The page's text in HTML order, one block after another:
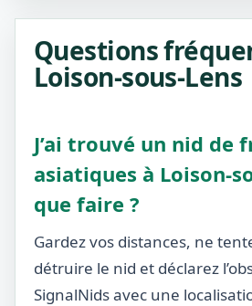
Questions
Loison-sous-Lens
J’ai trouvé un nid de
asiatiques à Loison-
que faire ?
Gardez vos distances, ne
détruire le nid et déclarez
SignalNids avec une